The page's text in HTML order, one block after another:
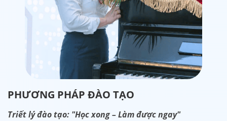
PHƯƠNG PHÁP ĐÀO TẠO
Triết lý đào tạo: "Học xong – Làm được ngay"